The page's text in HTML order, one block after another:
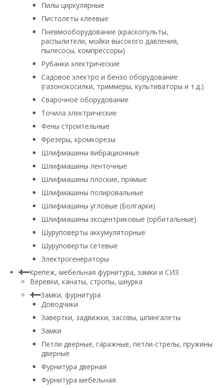
Пилы циркулярные
Пистолеты клеевые
Пневмооборудование (краскопульты,
распылители, мойки высокого давления,
пылесосы, компрессоры)
Рубанки электрические
Садовое электро и бензо оборудование
(газонокосилки, триммеры, культиваторы и т.д.)
Сварочное оборудование
Точила электрические
Фены строительные
Фрезеры, кромкорезы
Шлифмашины вибрационные
Шлифмашины ленточные
Шлифмашины плоские, прямые
Шлифмашины полировальные
Шлифмашины угловые (Болгарки)
Шлифмашины эксцентриковые (орбитальные)
Шуруповерты аккумуляторные
Шуруповерты сетевые
Электрогенераторы
Крепеж, мебельная фурнитура, замки и СИЗ
Веревки, канаты, стропы, шнурка
Замки, фурнитура
Доводчики
Завертки, задвижки, засовы, шпингалеты
Замки
Петли дверные, гаражные, петли-стрелы, пружины
дверные
Фурнитура дверная
Фурнитура мебельная